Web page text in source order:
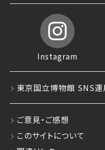
Instagram
東京国立博物館 SNS運
ご意見・ご感想
このサイトについて